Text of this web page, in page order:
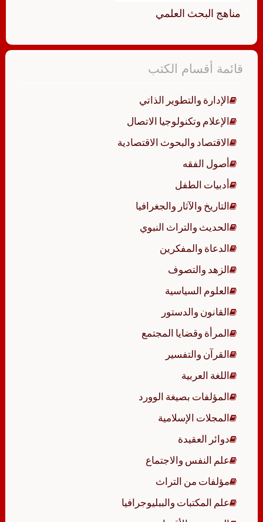
مناهج البحث العلمي
قائمة أقسام الكتب
الإدارة والتطوير الذاتي
الإعلام وتكنولوجيا الاتصال
الاقتصاد والبحوث الاقتصادية
أصول الفقه
أدبيات الطفل
التاريخ والآثار والجغرافيا
الحديث والتراث النبوي
الدعاة والمفكرين
الزهد والتصوف
العلوم السياسية
القانون والدستور
المرأة وقضايا المجتمع
القرآن والتفسير
اللغة العربية
المؤلفات بصيغة الوورد
المجلات الإسلامية
دوائر العقيدة
علم النفس والاجتماع
مؤلفات من التراث
علم المكتبات والببليوجرافيا